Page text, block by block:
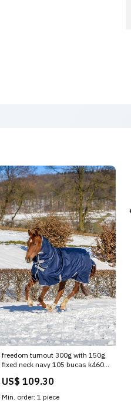
freedom turnout 300g with 150g
fixed neck navy 105 bucas k460g
US$ 109.30
Min. order: 1 piece